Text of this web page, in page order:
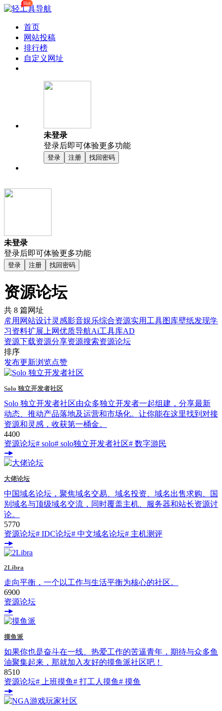
首页
网站投稿
排行榜
Hot
自定义网址
未登录
登录后即可体验更多功能
登录 注册 找回密码
未登录
登录后即可体验更多功能
登录 注册 找回密码
资源论坛
共 8 篇网址
常用网站设计灵感影音娱乐综合资源实用工具图库壁纸发现学
习资料扩展上网优质导航Ai工具库AD
资源下载资源分享资源搜索资源论坛
排序
发布更新浏览点赞
Solo 独立开发者社区
Solo 独立开发者社区由众多独立开发者一起组建，分享最新
动态、推动产品落地及运营和市场化。让你能在这里找到对接
资源和灵感，收获第一桶金。
4400
资源论坛# solo# solo独立开发者社区# 数字游民
大佬论坛
中国域名论坛，聚焦域名交易、域名投资、域名出售求购、国
别域名与顶级域名交流，同时覆盖主机、服务器和站长资源讨
论。
5770
资源论坛# IDC论坛# 中文域名论坛# 主机测评
2Libra
走向平衡，一个以工作与生活平衡为核心的社区。
6900
资源论坛
摸鱼派
如果你也是奋斗在一线、热爱工作的苦逼青年，期待与众多鱼
油聚集起来，那就加入友好的摸鱼派社区吧！
8510
资源论坛# 上班摸鱼# 打工人摸鱼# 摸鱼